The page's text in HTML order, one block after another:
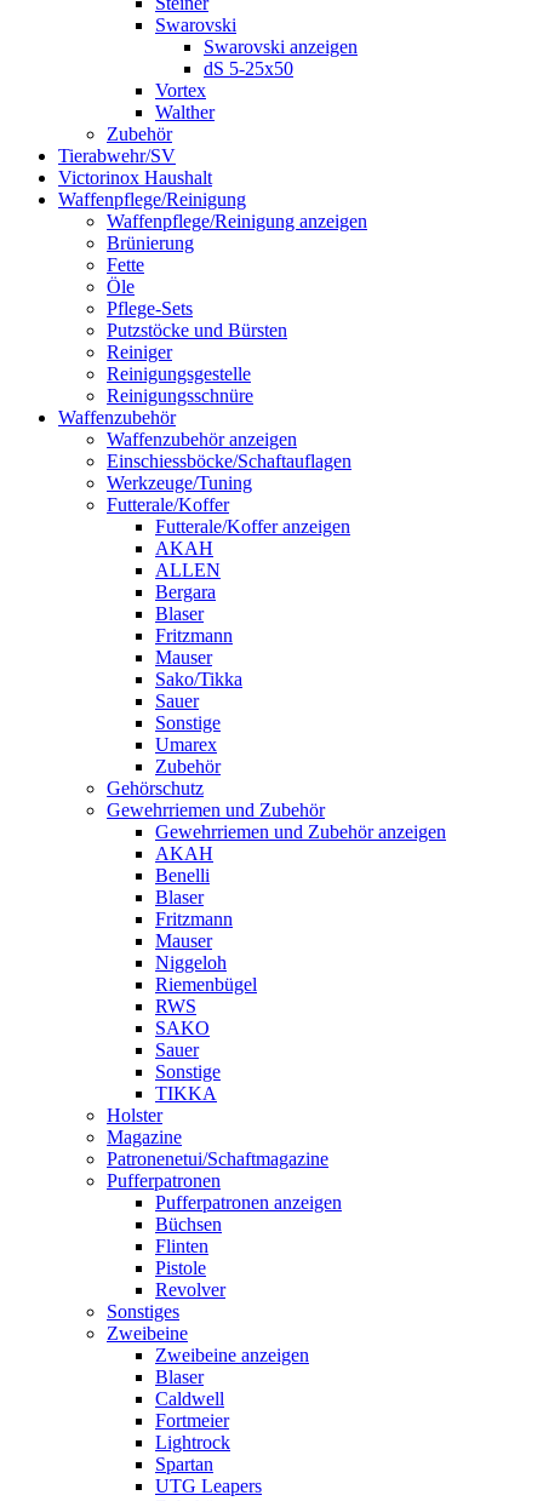
Swarovski
Swarovski anzeigen
dS 5-25x50
Vortex
Walther
Zubehör
Tierabwehr/SV
Victorinox Haushalt
Waffenpflege/Reinigung
Waffenpflege/Reinigung anzeigen
Brünierung
Fette
Öle
Pflege-Sets
Putzstöcke und Bürsten
Reiniger
Reinigungsgestelle
Reinigungsschnüre
Waffenzubehör
Waffenzubehör anzeigen
Einschiessböcke/Schaftauflagen
Werkzeuge/Tuning
Futterale/Koffer
Futterale/Koffer anzeigen
AKAH
ALLEN
Bergara
Blaser
Fritzmann
Mauser
Sako/Tikka
Sauer
Sonstige
Umarex
Zubehör
Gehörschutz
Gewehrriemen und Zubehör
Gewehrriemen und Zubehör anzeigen
AKAH
Benelli
Blaser
Fritzmann
Mauser
Niggeloh
Riemenbügel
RWS
SAKO
Sauer
Sonstige
TIKKA
Holster
Magazine
Patronenetui/Schaftmagazine
Pufferpatronen
Pufferpatronen anzeigen
Büchsen
Flinten
Pistole
Revolver
Sonstiges
Zweibeine
Zweibeine anzeigen
Blaser
Caldwell
Fortmeier
Lightrock
Spartan
UTG Leapers